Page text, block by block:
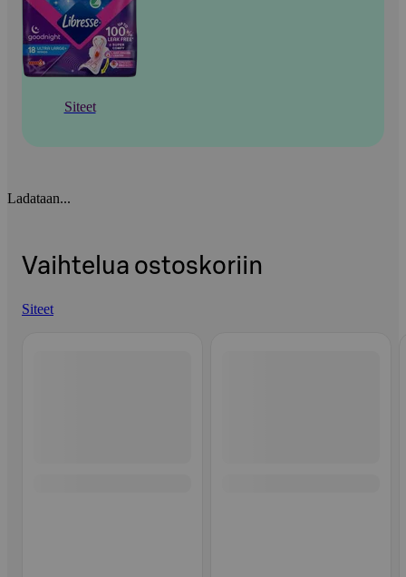
Siteet
Ladataan...
Vaihtelua ostoskoriin
Siteet